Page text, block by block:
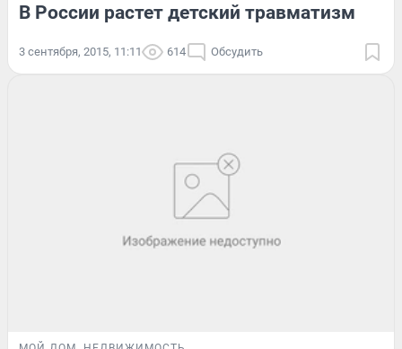
В России растет детский травматизм
3 сентября, 2015, 11:11 614 Обсудить